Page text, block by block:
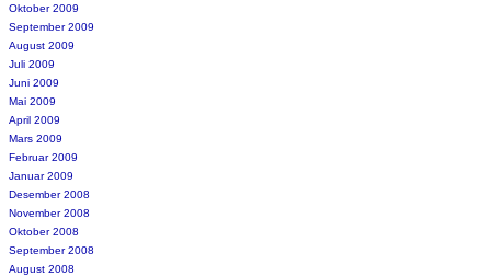
Oktober 2009
September 2009
August 2009
Juli 2009
Juni 2009
Mai 2009
April 2009
Mars 2009
Februar 2009
Januar 2009
Desember 2008
November 2008
Oktober 2008
September 2008
August 2008